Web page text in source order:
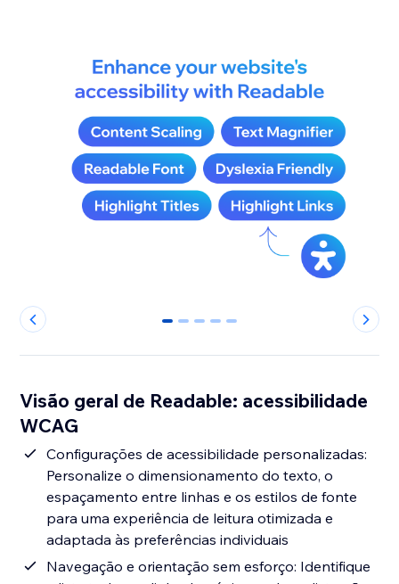
0 1 2 3 4
Visão geral de Readable: acessibilidade
WCAG
Configurações de acessibilidade personalizadas:
Personalize o dimensionamento do texto, o
espaçamento entre linhas e os estilos de fonte
para uma experiência de leitura otimizada e
adaptada às preferências individuais
Navegação e orientação sem esforço: Identifique